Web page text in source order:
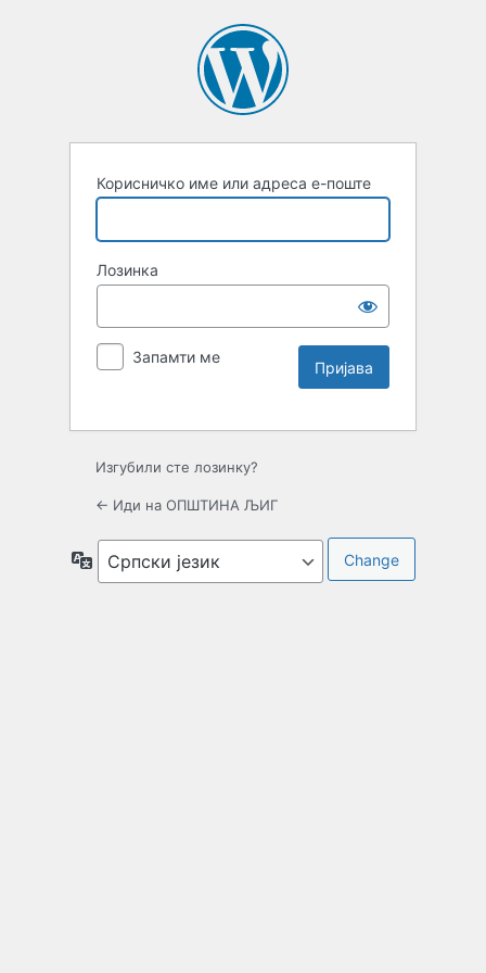
Корисничко име или адреса е-поште
Лозинка
Запамти ме
Изгубили сте лозинку?
← Иди на ОПШТИНА ЉИГ
Језик